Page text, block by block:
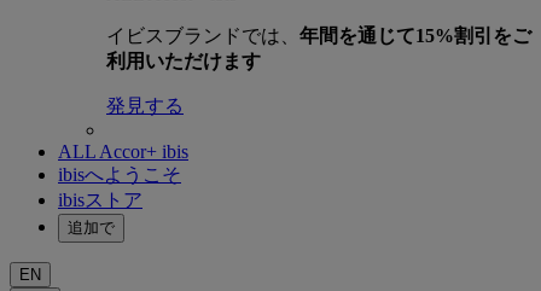
イビスブランドでは、 年間を通じて15%割引をご
利用いただけます
発見する
ALL Accor+ ibis
ibisへようこそ
ibisストア
追加で
EN